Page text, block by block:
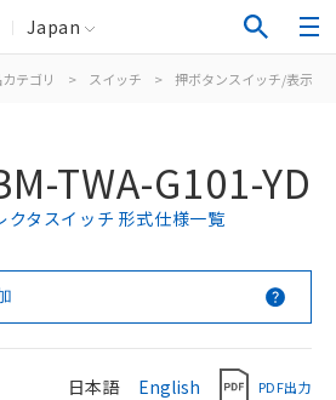
Japan
テゴリ > スイッチ > 押ボタンスイッチ/表示灯
TWA-G101-YD
クタスイッチ 形式仕様一覧
日本語 English PDF出力